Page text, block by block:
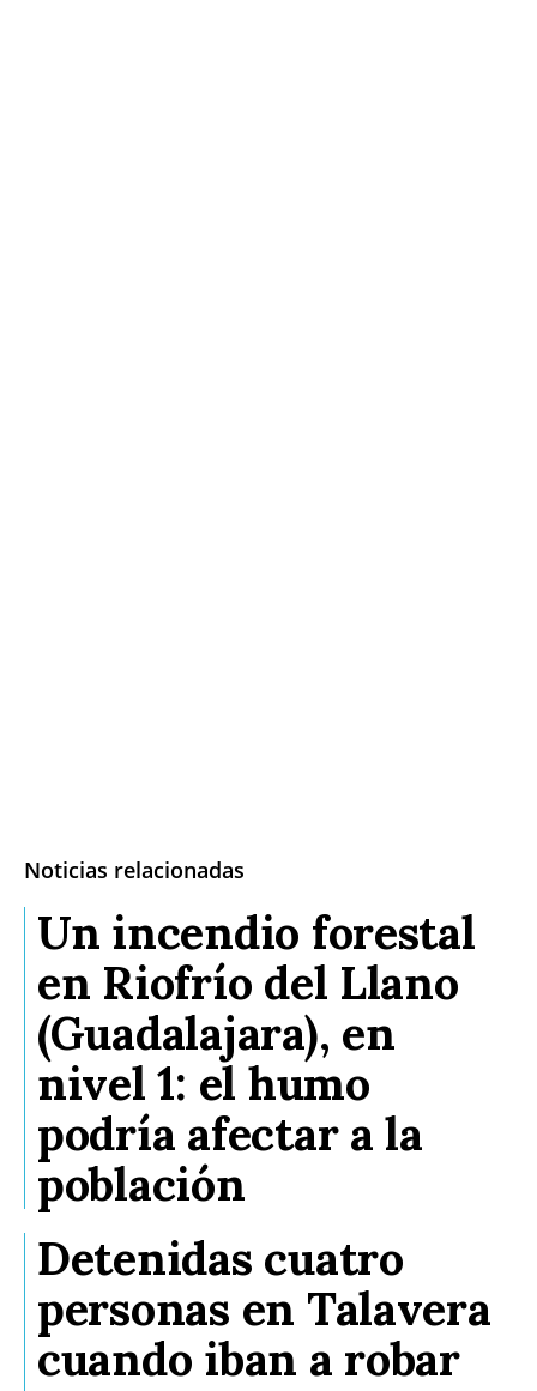
Noticias relacionadas
Un incendio forestal
en Riofrío del Llano
(Guadalajara), en
nivel 1: el humo
podría afectar a la
población
Detenidas cuatro
personas en Talavera
cuando iban a robar